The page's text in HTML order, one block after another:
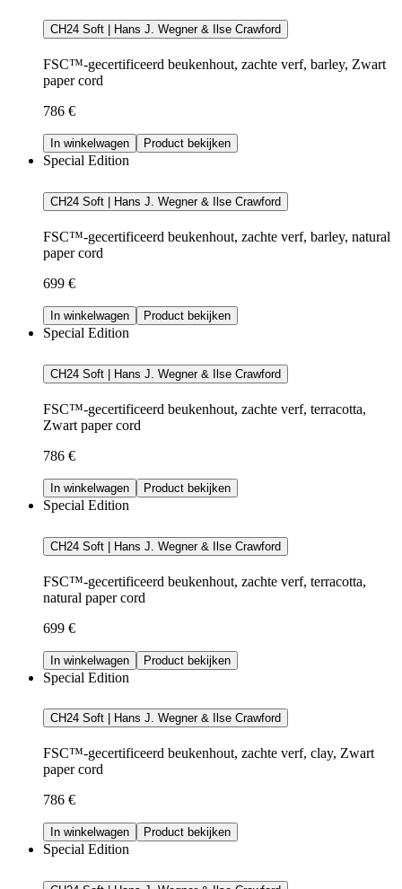
CH24 Soft | Hans J. Wegner & Ilse Crawford
FSC™-gecertificeerd beukenhout, zachte verf, barley, Zwart
paper cord
786 €
In winkelwagen Product bekijken
Special Edition
CH24 Soft | Hans J. Wegner & Ilse Crawford
FSC™-gecertificeerd beukenhout, zachte verf, barley, natural
paper cord
699 €
In winkelwagen Product bekijken
Special Edition
CH24 Soft | Hans J. Wegner & Ilse Crawford
FSC™-gecertificeerd beukenhout, zachte verf, terracotta,
Zwart paper cord
786 €
In winkelwagen Product bekijken
Special Edition
CH24 Soft | Hans J. Wegner & Ilse Crawford
FSC™-gecertificeerd beukenhout, zachte verf, terracotta,
natural paper cord
699 €
In winkelwagen Product bekijken
Special Edition
CH24 Soft | Hans J. Wegner & Ilse Crawford
FSC™-gecertificeerd beukenhout, zachte verf, clay, Zwart
paper cord
786 €
In winkelwagen Product bekijken
Special Edition